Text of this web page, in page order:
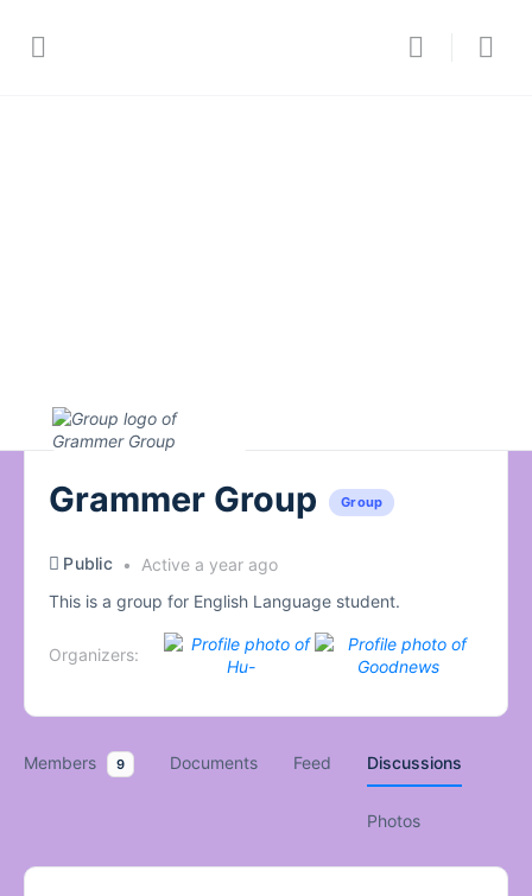
Grammer Group Group
Public
Active a year ago
This is a group for English Language student.
Organizers:
Members 9 Documents Feed Discussions
Photos